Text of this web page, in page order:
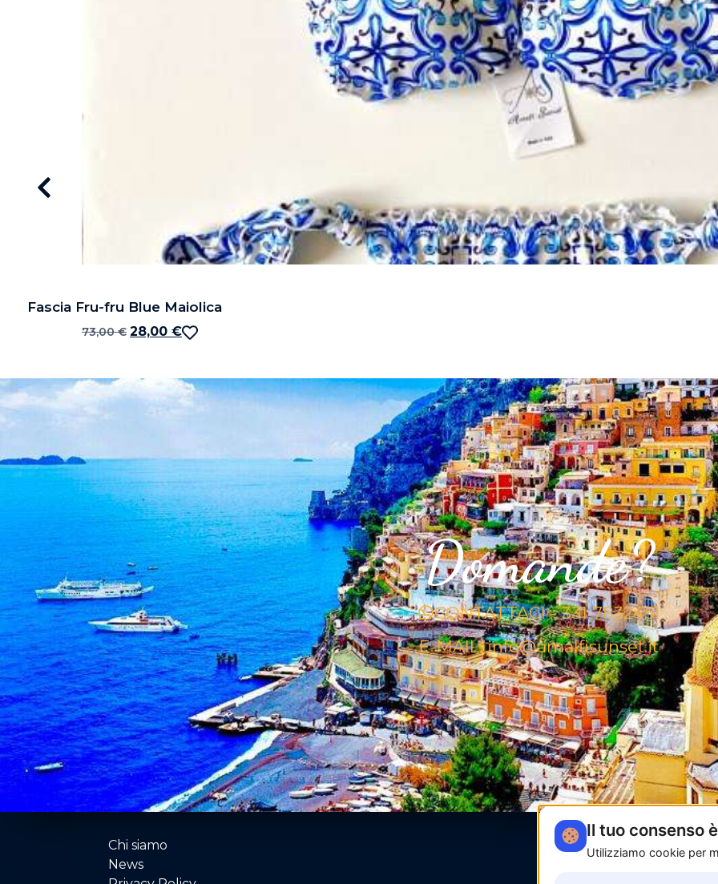
Fascia Fru-fru Blue Maiolica
73,00€ 28,00 €
Domande?
CONTATTACI - 331 7832451
E-MAIL: info@amalfisunset.it
Chi siamo
News
Il tuo consenso
Utilizziamo cookie per